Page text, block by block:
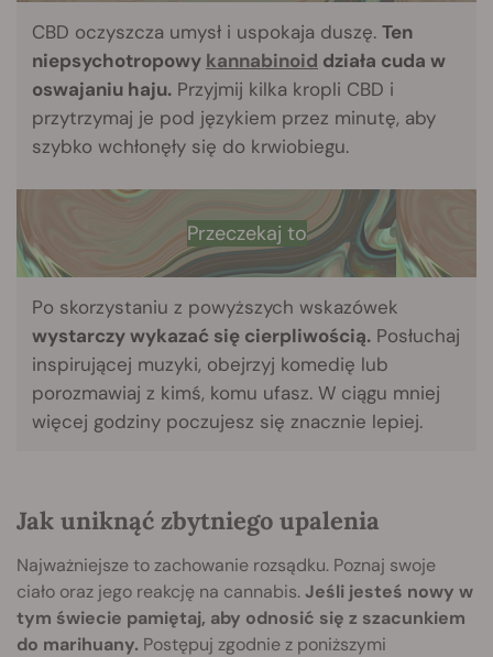
CBD oczyszcza umysł i uspokaja duszę. Ten
niepsychotropowy kannabinoid działa cuda w
oswajaniu haju. Przyjmij kilka kropli CBD i
przytrzymaj je pod językiem przez minutę, aby
szybko wchłonęły się do krwiobiegu.
Przeczekaj to
Po skorzystaniu z powyższych wskazówek
wystarczy wykazać się cierpliwością. Posłuchaj
inspirującej muzyki, obejrzyj komedię lub
porozmawiaj z kimś, komu ufasz. W ciągu mniej
więcej godziny poczujesz się znacznie lepiej.
Jak uniknąć zbytniego upalenia
Najważniejsze to zachowanie rozsądku. Poznaj swoje
ciało oraz jego reakcję na cannabis.Jeśli jesteś nowy w
tym świecie pamiętaj, aby odnosić się z szacunkiem
do marihuany. Postępuj zgodnie z poniższymi